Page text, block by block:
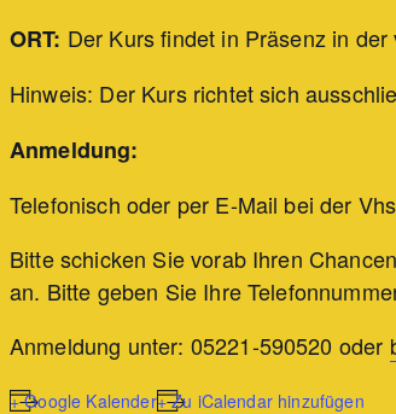
ORT: Der Kurs findet in Präsenz in
Hinweis: Der Kurs richtet sich
Anmeldung:
Telefonisch oder per E-Mail bei der
Bitte schicken Sie vorab Ihren
an. Bitte geben Sie Ihre
Anmeldung unter: 05221-590520 oder
+ Google Kalender+ Zu iCalendar hinzufügen